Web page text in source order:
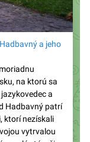
na
tým, že všetky
sa
Tradícii: „Od
prehraný boj“
Vigilante:
– tým, že